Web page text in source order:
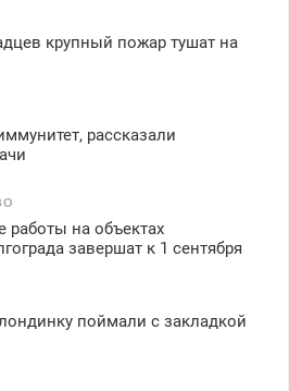
крупный пожар тушат на
рассказали
на объектах
завершат к 1 сентября
поймали с закладкой